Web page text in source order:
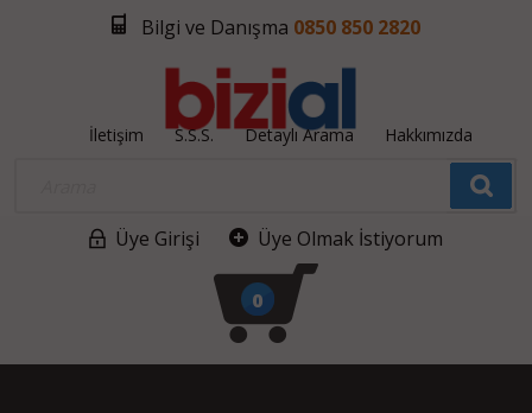
Bilgi ve Danışma 0850 850 2820
İletişim S.S.S. Detaylı Arama Hakkımızda
Üye Girişi Üye Olmak İstiyorum
0